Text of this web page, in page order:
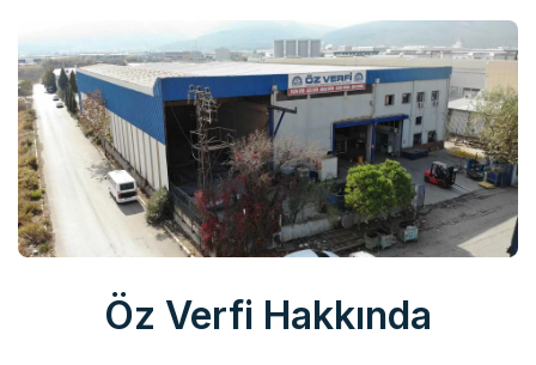
Öz Verfi Hakkında
1992 yılında çimento fabrikarının tüm ihtiyaçlarını karşılamak